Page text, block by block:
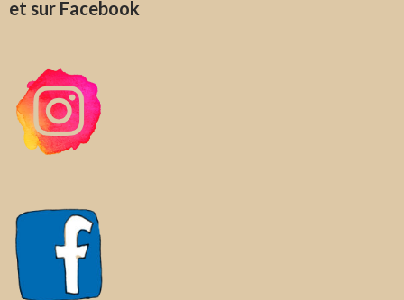
et sur Facebook